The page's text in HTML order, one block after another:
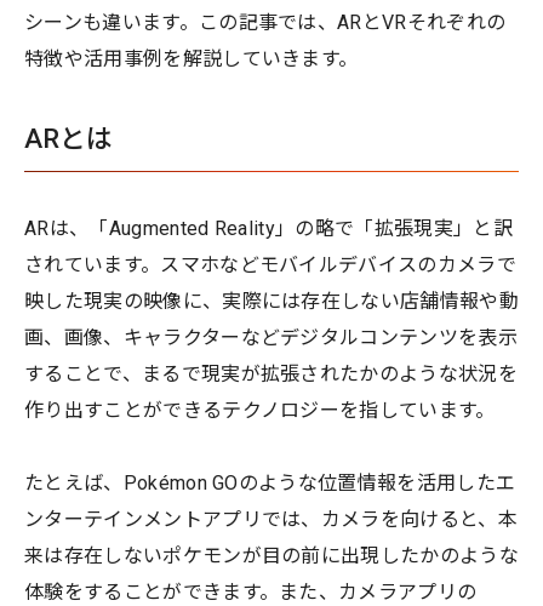
シーンも違います。この記事では、ARとVRそれぞれの
特徴や活用事例を解説していきます。
ARとは
ARは、「Augmented Reality」の略で「拡張現実」と訳
されています。スマホなどモバイルデバイスのカメラで
映した現実の映像に、実際には存在しない店舗情報や動
画、画像、キャラクターなどデジタルコンテンツを表示
することで、まるで現実が拡張されたかのような状況を
作り出すことができるテクノロジーを指しています。
たとえば、Pokémon GOのような位置情報を活用したエ
ンターテインメントアプリでは、カメラを向けると、本
来は存在しないポケモンが目の前に出現したかのような
体験をすることができます。また、カメラアプリの